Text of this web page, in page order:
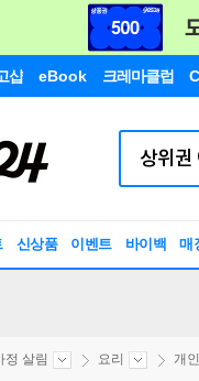
샵 eBook 크레마클럽
신상품 이벤트 바이백 매
정 살림 요리 개